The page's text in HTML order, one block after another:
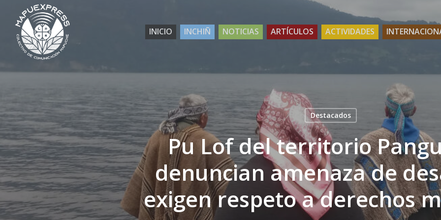
main
content
INICIO INCHIÑ NOTICIAS ARTÍCULOS ACTIVIDADES
Destacados
Pu Lof del territorio
denuncian amenaza de
exigen respeto a derechos